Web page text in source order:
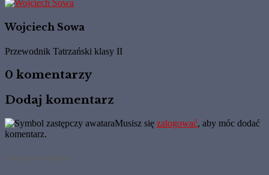
Wojciech Sowa
Przewodnik Tatrzański klasy II
0 komentarzy
Dodaj komentarz
Musisz się zalogować, aby móc dodać
komentarz.